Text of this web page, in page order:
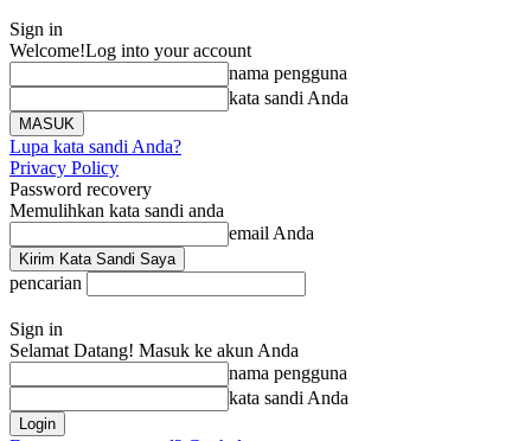
Sign in
Welcome!Log into your account
nama pengguna
kata sandi Anda
Lupa kata sandi Anda?
Privacy Policy
Password recovery
Memulihkan kata sandi anda
email Anda
pencarian
Sign in
Selamat Datang! Masuk ke akun Anda
nama pengguna
kata sandi Anda